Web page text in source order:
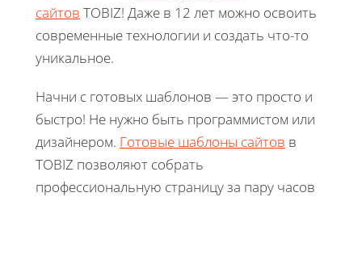
сайтов TOBIZ! Даже в 12 лет можно освоить
современные технологии и создать что-то
уникальное.
Начни с готовых шаблонов — это просто и
быстро! Не нужно быть программистом или
дизайнером. Готовые шаблоны сайтов в
TOBIZ позволяют собрать
профессиональную страницу за пару часов